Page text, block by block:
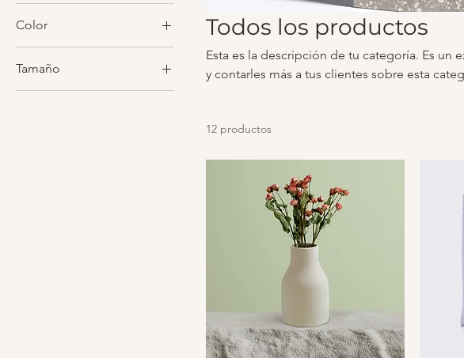
Color
Tamaño
Todos los productos
Esta es la descripción de tu categoría. Es un
y contarles más a tus clientes sobre esta
12 productos